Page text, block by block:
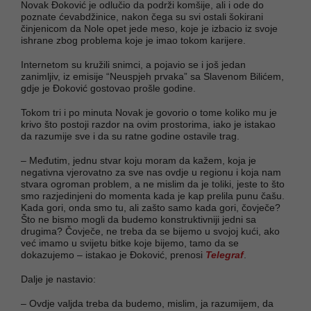
Novak Đoković je odlučio da podrži komšije, ali i ode do
poznate ćevabdžinice, nakon čega su svi ostali šokirani
činjenicom da Nole opet jede meso, koje je izbacio iz svoje
ishrane zbog problema koje je imao tokom karijere.
Internetom su kružili snimci, a pojavio se i još jedan
zanimljiv, iz emisije “Neuspjeh prvaka” sa Slavenom Bilićem,
gdje je Đoković gostovao prošle godine.
Tokom tri i po minuta Novak je govorio o tome koliko mu je
krivo što postoji razdor na ovim prostorima, iako je istakao
da razumije sve i da su ratne godine ostavile trag.
– Međutim, jednu stvar koju moram da kažem, koja je
negativna vjerovatno za sve nas ovdje u regionu i koja nam
stvara ogroman problem, a ne mislim da je toliki, jeste to što
smo razjedinjeni do momenta kada je kap prelila punu čašu.
Kada gori, onda smo tu, ali zašto samo kada gori, čovječe?
Što ne bismo mogli da budemo konstruktivniji jedni sa
drugima? Čovječe, ne treba da se bijemo u svojoj kući, ako
već imamo u svijetu bitke koje bijemo, tamo da se
dokazujemo – istakao je Đoković, prenosi Telegraf.
Dalje je nastavio:
– Ovdje valjda treba da budemo, mislim, ja razumijem, da